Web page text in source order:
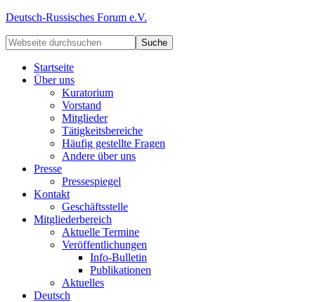
Deutsch-Russisches Forum e.V.
Startseite
Über uns
Kuratorium
Vorstand
Mitglieder
Tätigkeitsbereiche
Häufig gestellte Fragen
Andere über uns
Presse
Pressespiegel
Kontakt
Geschäftsstelle
Mitgliederbereich
Aktuelle Termine
Veröffentlichungen
Info-Bulletin
Publikationen
Aktuelles
Deutsch